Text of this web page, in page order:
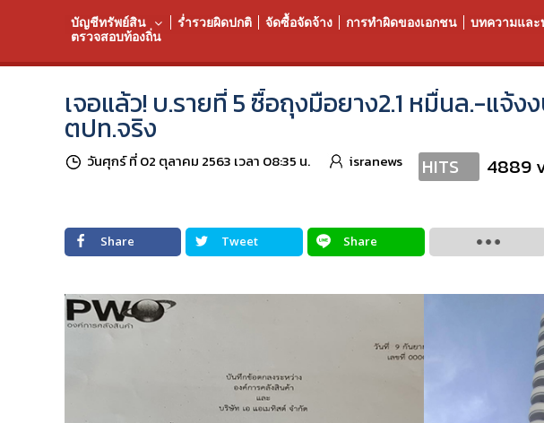
บัญชีทรัพย์สิน ร่ำรวยผิดปกติ จัดซื้อจัดจ้าง การทำผิดของเอกชน บทความและ
ตรวจสอบท้องถิ่น
เจอแล้ว! บ.รายที่ 5 ซื้อถุงมือยาง2.1 หมื่นล.-แจ้
ตปท.จริง
วันศุกร์ ที่ 02 ตุลาคม 2563 เวลา 08:35 น. isranews HITS 4889
Share Tweet Share